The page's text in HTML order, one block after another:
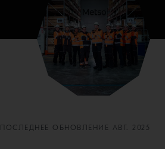
ПОСЛЕДНЕЕ ОБНОВЛЕНИЕ АВГ. 2025